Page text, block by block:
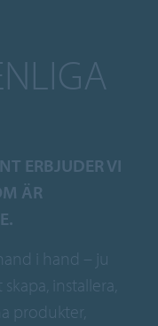
ERBJUDER VI
ÄR
i hand – ju
installera,
produkter,